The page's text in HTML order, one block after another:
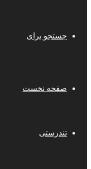
جستجو برای
صفحه نخست
تندرستی